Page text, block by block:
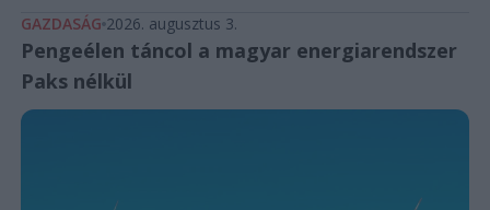
GAZDASÁG 2026. augusztus 3.
Pengeélen táncol a magyar energiarendszer
Paks nélkül